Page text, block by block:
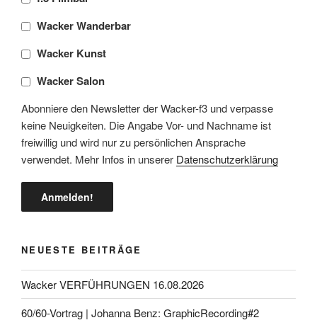
Wacker Wanderbar
Wacker Kunst
Wacker Salon
Abonniere den Newsletter der Wacker-f3 und verpasse
keine Neuigkeiten. Die Angabe Vor- und Nachname ist
freiwillig und wird nur zu persönlichen Ansprache
verwendet. Mehr Infos in unserer Datenschutzerklärung
NEUESTE BEITRÄGE
Wacker VERFÜHRUNGEN 16.08.2026
60/60-Vortrag | Johanna Benz: GraphicRecording#2